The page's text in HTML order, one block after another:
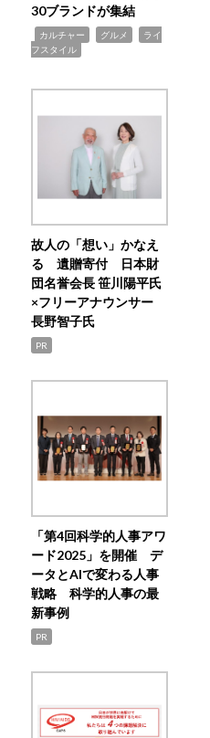
30ブランドが集結
カルチャー グルメ
ライ
フスタイル
故人の「想い」かなえ
る 遺贈寄付 日本財
団名誉会長 笹川陽平氏
×フリーアナウンサー
長野智子氏
PR
「第4回科学的人事アワ
ード2025」を開催 デ
ータとAIで変わる人事
戦略 科学的人事の最
新事例
PR